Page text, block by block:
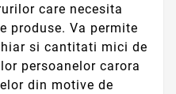
care necesita
produse. Va permite
si cantitati mici de
persoanelor carora
din motive de